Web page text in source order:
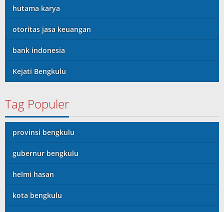
hutama karya
otoritas jasa keuangan
bank indonesia
Kejati Bengkulu
Tag Populer
provinsi bengkulu
gubernur bengkulu
helmi hasan
kota bengkulu